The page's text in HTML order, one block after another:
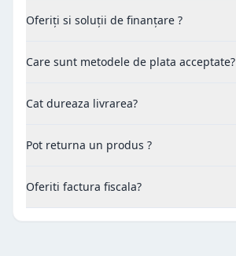
Oferiți si soluții de finanțare ?
Care sunt metodele de plata acceptate?
Cat dureaza livrarea?
Pot returna un produs ?
Oferiti factura fiscala?